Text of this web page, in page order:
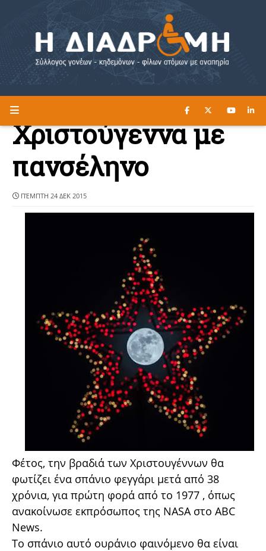
Η ΔΙΑΔΡΟΜΗ ΔΙΑΒΑΣΤΕ ΕΔΩ ►
Χριστούγεννα με
πανσέληνο
ΠΈΜΠΤΗ 24 ΔΕΚ 2015
Φέτος, την βραδιά των Χριστουγέννων θα
φωτίζει ένα σπάνιο φεγγάρι μετά από 38
χρόνια, για πρώτη φορά από το 1977 , όπως
ανακοίνωσε εκπρόσωπος της NASA στο ABC
News.
Το σπάνιο αυτό ουράνιο φαινόμενο θα είναι